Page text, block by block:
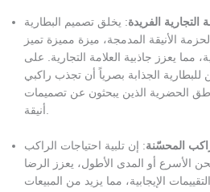
التجارية الفريدة: يخلق تصميم البطارية
الأنيقة المدمجة، ميزة مميزة تميز
مما يعزز جاذبية العلامة التجارية. على
للبطارية الجذابة بصرياً أن تجذب راكبي
الحضرية الذين يبحثون عن تصميمات
أنيقة.
المحسّنة: إن تلبية احتياجات الراكب
الأسرع أو المدى الأطول، يعزز الرضا
الإيجابية، مما يزيد من المبيعات